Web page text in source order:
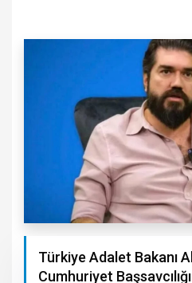
Türkiye Adalet Bakanı
Cumhuriyet